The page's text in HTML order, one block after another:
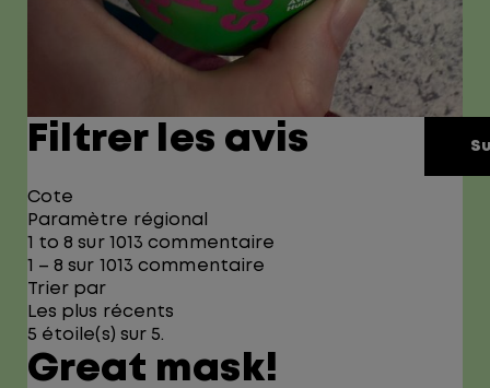
Filtrer les avis
Cote
Paramètre régional
1 to 8 sur 1013 commentaire
1 – 8 sur 1013 commentaire
Trier par
Les plus récents
5 étoile(s) sur 5.
Great mask!